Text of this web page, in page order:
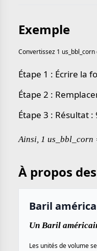
Exemple
Convertissez 1 us_bbl_corn
Étape 1 : Écrire la
Étape 2 :
Étape 3 : Résultat
Ainsi, 1 us_bbl_corn
À propos
Baril
Un Baril
Les unités de volume